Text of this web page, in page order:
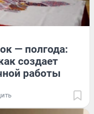
— полгода:
создает
работы